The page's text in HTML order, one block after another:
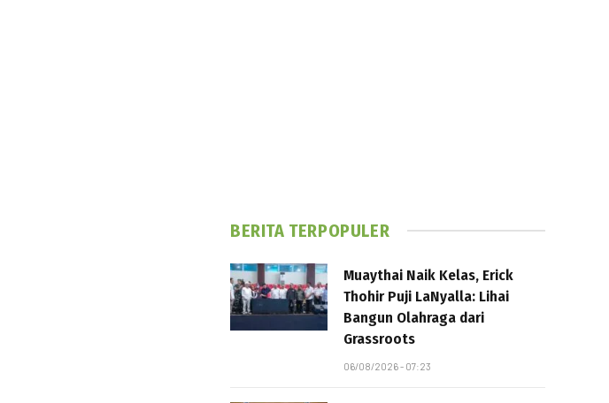
BERITA TERPOPULER
Muaythai Naik Kelas, Erick
Thohir Puji LaNyalla: Lihai
Bangun Olahraga dari
Grassroots
06/08/2026 - 07:23